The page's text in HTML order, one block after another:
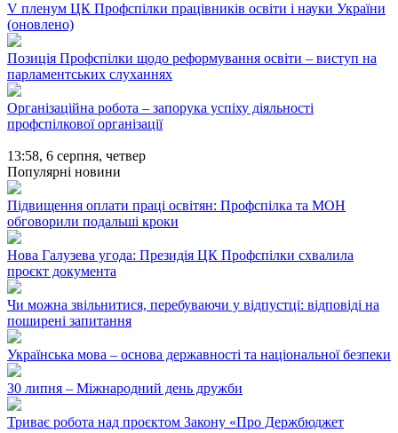
V пленум ЦК Профспілки працівників освіти і науки України
(оновлено)
Позиція Профспілки щодо реформування освіти – виступ на
парламентських слуханнях
Організаційна робота – запорука успіху діяльності
профспілкової організації
13:58, 6 серпня, четвер
Популярні новини
Підвищення оплати праці освітян: Профспілка та МОН
обговорили подальші кроки
Нова Галузева угода: Президія ЦК Профспілки схвалила
проєкт документа
Чи можна звільнитися, перебуваючи у відпустці: відповіді на
поширені запитання
Українська мова – основа державності та національної безпеки
30 липня – Міжнародний день дружби
Триває робота над проєктом Закону «Про Держбюджет